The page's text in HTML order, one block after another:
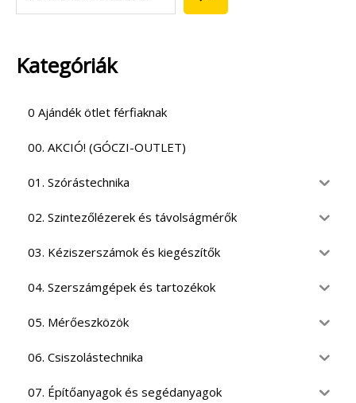
Kategóriák
0 Ajándék ötlet férfiaknak
00. AKCIÓ! (GÓCZI-OUTLET)
01. Szórástechnika
02. Szintezőlézerek és távolságmérők
03. Kéziszerszámok és kiegészítők
04. Szerszámgépek és tartozékok
05. Mérőeszközök
06. Csiszolástechnika
07. Építőanyagok és segédanyagok